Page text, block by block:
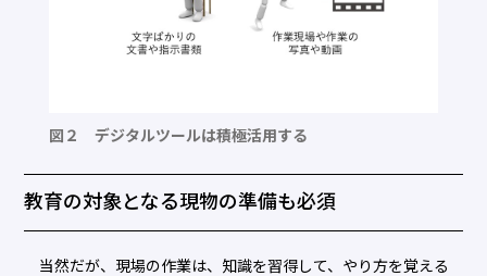
図２ デジタルツールは積極活用する
教育の対象となる現物の準備も必須
当然だが、現場の作業は、知識を習得して、やり方を覚える